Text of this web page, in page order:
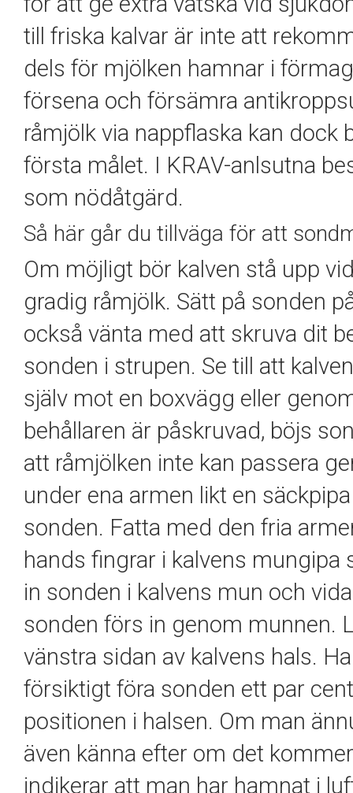
till friska kalvar är inte att
dels för mjölken hamnar i
försena och försämra
råmjölk via nappflaska kan
första målet. I KRAV-anlsutna
som nödåtgärd.
Så här går du tillväga för att
Om möjligt bör kalven stå upp
gradig råmjölk. Sätt på sonden
också vänta med att skruva dit
sonden i strupen. Se till att
själv mot en boxvägg eller
behållaren är påskruvad, böjs
att råmjölken inte kan passera
under ena armen likt en
sonden. Fatta med den fria
hands fingrar i kalvens
in sonden i kalvens mun och
sonden förs in genom munnen.
vänstra sidan av kalvens hals.
försiktigt föra sonden ett par
positionen i halsen. Om man
även känna efter om det
indikerar att man har hamnat i